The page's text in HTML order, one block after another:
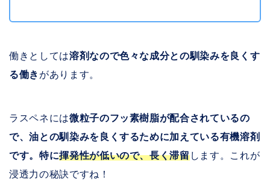
働きとしては溶剤なので色々な成分との馴染みを良くす
る働き があります。
ラスペネには微粒子のフッ素樹脂が配合されているの
で、油との馴染みを良くするために加えている有機溶剤
です。特に揮発性が低いので、長く滞留します。これが
浸透力の秘訣ですね！